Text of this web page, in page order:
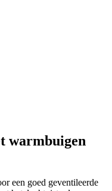
warmbuigen
een goed geventileerde